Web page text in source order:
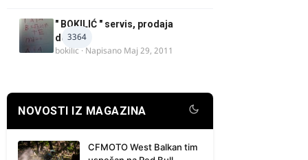
3364
" BOKILIĆ " servis, prodaja
delova
bokilic · Napisano Maj 29, 2011
NOVOSTI IZ MAGAZINA
CFMOTO West Balkan tim